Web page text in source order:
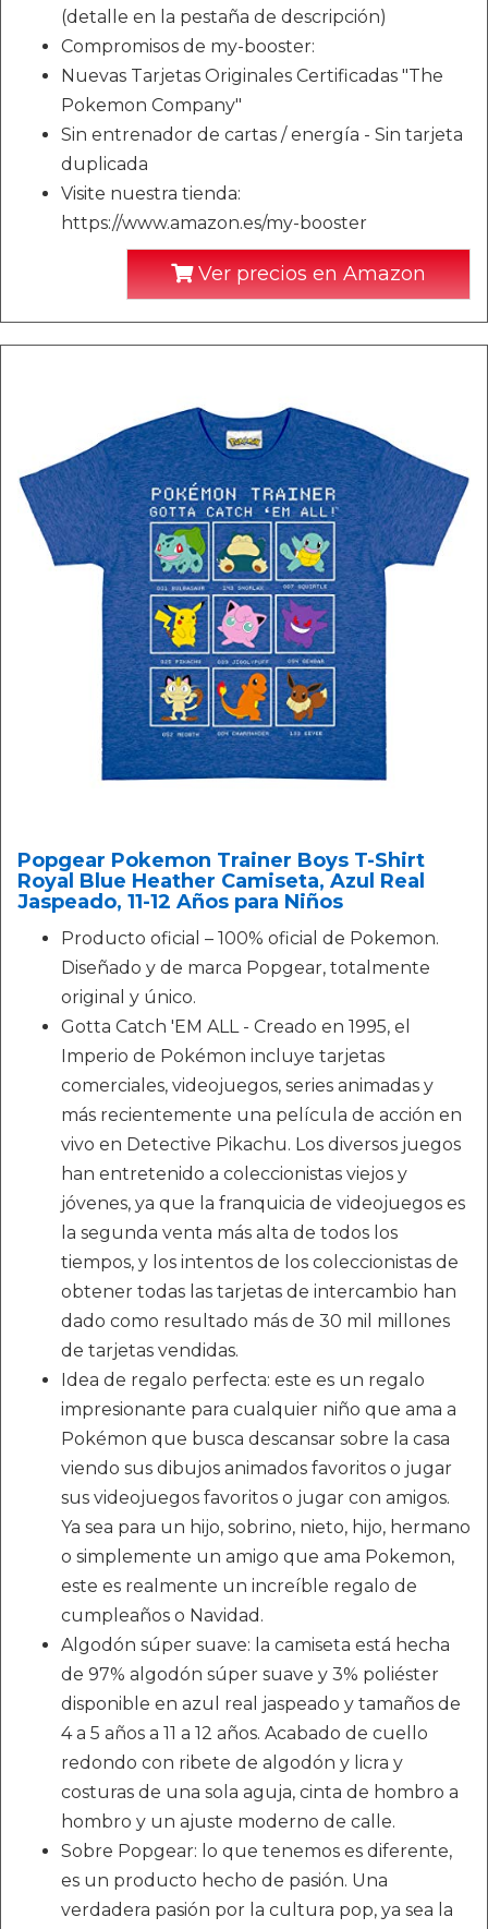
(detalle en la pestaña de descripción)
Compromisos de my-booster:
Nuevas Tarjetas Originales Certificadas "The
Pokemon Company"
Sin entrenador de cartas / energía - Sin tarjeta
duplicada
Visite nuestra tienda:
https://www.amazon.es/my-booster
Ver precios en Amazon
Popgear Pokemon Trainer Boys T-Shirt
Royal Blue Heather Camiseta, Azul Real
Jaspeado, 11-12 Años para Niños
Producto oficial – 100% oficial de Pokemon.
Diseñado y de marca Popgear, totalmente
original y único.
Gotta Catch 'EM ALL - Creado en 1995, el
Imperio de Pokémon incluye tarjetas
comerciales, videojuegos, series animadas y
más recientemente una película de acción en
vivo en Detective Pikachu. Los diversos juegos
han entretenido a coleccionistas viejos y
jóvenes, ya que la franquicia de videojuegos es
la segunda venta más alta de todos los
tiempos, y los intentos de los coleccionistas de
obtener todas las tarjetas de intercambio han
dado como resultado más de 30 mil millones
de tarjetas vendidas.
Idea de regalo perfecta: este es un regalo
impresionante para cualquier niño que ama a
Pokémon que busca descansar sobre la casa
viendo sus dibujos animados favoritos o jugar
sus videojuegos favoritos o jugar con amigos.
Ya sea para un hijo, sobrino, nieto, hijo, hermano
o simplemente un amigo que ama Pokemon,
este es realmente un increíble regalo de
cumpleaños o Navidad.
Algodón súper suave: la camiseta está hecha
de 97% algodón súper suave y 3% poliéster
disponible en azul real jaspeado y tamaños de
4 a 5 años a 11 a 12 años. Acabado de cuello
redondo con ribete de algodón y licra y
costuras de una sola aguja, cinta de hombro a
hombro y un ajuste moderno de calle.
Sobre Popgear: lo que tenemos es diferente,
es un producto hecho de pasión. Una
verdadera pasión por la cultura pop, ya sea la